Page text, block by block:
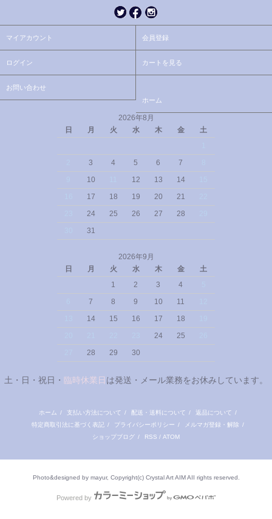
マイアカウント 会員登録
ログイン カートを見る
お問い合わせ
ホーム
2026年8月
日
月 火 水 木 金
土
3 4 5 6 7
10 12 13 14
17 18 19 20 21
24 25 26 27 28
31
2026年9月
日
月 火 水 木 金
土
1
2 3 4
7 8 9 10 11
14 15 16 17 18
24 25
28 29 30
土・日・祝日・ 臨時休業日 は発送・メール業務をお休みしています。
ホーム / 支払い方法について / 配送・送料について / 返品について /
特定商取引法に基づく表記 / プライバシーポリシー / メルマガ登録・解除 /
ショップブログ / RSS / ATOM
Photo&designed by mayur, Copyright(c) Crystal Art AIM AII rights reserved.
Powered by